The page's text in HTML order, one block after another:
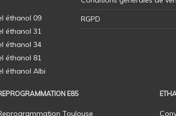
RGPD
E85
Toulouse
éthanol 09
éthanol 31
éthanol 34
éthanol 81
éthanol Albi